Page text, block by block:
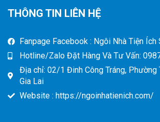
THÔNG TIN LIÊN HỆ
Fanpage Facebook : Ngôi Nhà Tiện Ích
Hotline/Zalo Đặt Hàng Và Tư Vấn:
Địa chỉ: 02/1 Đinh Công Tráng, Phường
Gia Lai
Website : https://ngoinhatienich.com/